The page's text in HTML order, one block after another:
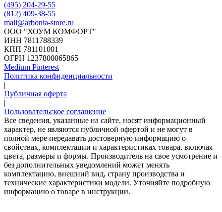
(495) 204-29-55
(812) 409-38-55
mail@arbonia-store.ru
ООО "ХОУМ КОМФОРТ"
‍ИНН 7811788339
КПП 781101001
ОГРН 1237800065865
Medium Pinterest
Политика конфиденциальности
|
Публичная оферта
|
Пользовательское соглашение
Все сведения, указанные на сайте, носят информационный
характер, не являются публичной офертой и не могут в
полной мере передавать достоверную информацию о
свойствах, комплектации и характеристиках товара, включая
цвета, размеры и формы. Производитель на свое усмотрение и
без дополнительных уведомлений может менять
комплектацию, внешний вид, страну производства и
технические характеристики модели. Уточняйте подробную
информацию о товаре в инструкции.